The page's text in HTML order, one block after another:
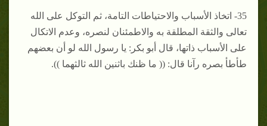
35- اتخاذ الأسباب والاحتياطات التامة، ثم التوكل على الله
تعالى والثقة المطلقة به والاطمئنان لنصره، وعدم الاتكال
على الأسباب ذاتها، قال أبو بكر: يا رسول الله لو أن بعضهم
طأطأ بصره رآنا قال: (( ما ظنك باثنين الله ثالثهما )).